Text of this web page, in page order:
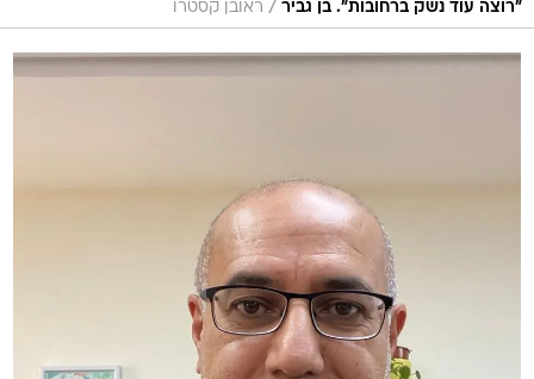
"רוצה עוד נשק ברחובות". בן גביר / ראובן קסטרו